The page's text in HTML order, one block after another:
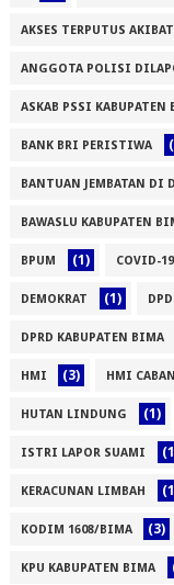
AKSES TERPUTUS
ANGGOTA POLISI
ASKAB PSSI KABUPATEN
BANK BRI PERISTIWA
BANTUAN JEMBATAN DI
BAWASLU KABUPATEN
BPUM (1) COVID-19
DEMOKRAT (1)
DPRD KABUPATEN BIMA
HMI (3) HMI
HUTAN LINDUNG (1)
ISTRI LAPOR SUAMI
KERACUNAN LIMBAH
KODIM 1608/BIMA (3)
KPU KABUPATEN BIMA